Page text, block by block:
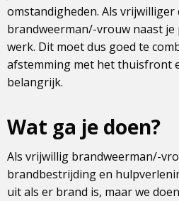
omstandigheden. Als vrijwilliger
brandweerman/-vrouw naast je
werk. Dit moet dus goed te
afstemming met het thuisfront
belangrijk.
Wat ga je doen?
Als vrijwillig brandweerman/-
brandbestrijding en
uit als er brand is, maar we